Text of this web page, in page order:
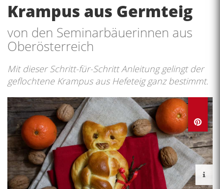
Krampus aus Germteig
von den Seminarbäuerinnen aus
Oberösterreich
Mit dieser Schritt-für-Schritt Anleitung gelingt der
geflochtene Krampus aus Hefeteig ganz bestimmt.